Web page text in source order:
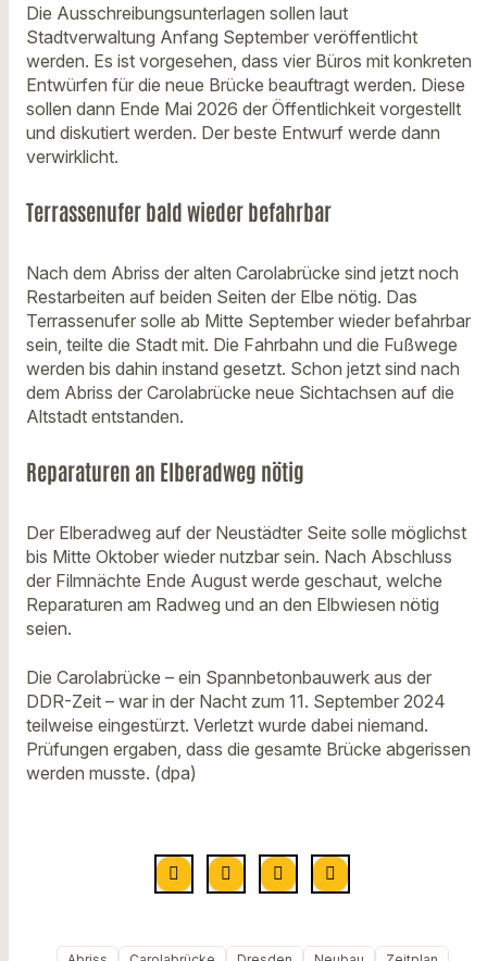
Die Ausschreibungsunterlagen sollen laut
Stadtverwaltung Anfang September veröffentlicht
werden. Es ist vorgesehen, dass vier Büros mit konkreten
Entwürfen für die neue Brücke beauftragt werden. Diese
sollen dann Ende Mai 2026 der Öffentlichkeit vorgestellt
und diskutiert werden. Der beste Entwurf werde dann
verwirklicht.
Terrassenufer bald wieder befahrbar
Nach dem Abriss der alten Carolabrücke sind jetzt noch
Restarbeiten auf beiden Seiten der Elbe nötig. Das
Terrassenufer solle ab Mitte September wieder befahrbar
sein, teilte die Stadt mit. Die Fahrbahn und die Fußwege
werden bis dahin instand gesetzt. Schon jetzt sind nach
dem Abriss der Carolabrücke neue Sichtachsen auf die
Altstadt entstanden.
Reparaturen an Elberadweg nötig
Der Elberadweg auf der Neustädter Seite solle möglichst
bis Mitte Oktober wieder nutzbar sein. Nach Abschluss
der Filmnächte Ende August werde geschaut, welche
Reparaturen am Radweg und an den Elbwiesen nötig
seien.
Die Carolabrücke – ein Spannbetonbauwerk aus der
DDR-Zeit – war in der Nacht zum 11. September 2024
teilweise eingestürzt. Verletzt wurde dabei niemand.
Prüfungen ergaben, dass die gesamte Brücke abgerissen
werden musste. (dpa)